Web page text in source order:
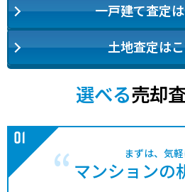
一戸建て査定
土地査定は
選べる売却
まずは、気
マンションの